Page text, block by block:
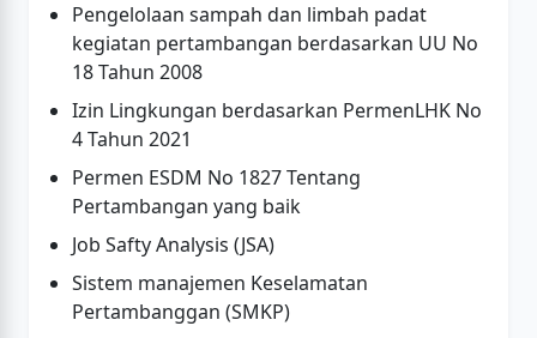
Pengelolaan sampah dan limbah padat
kegiatan pertambangan berdasarkan UU No
18 Tahun 2008
Izin Lingkungan berdasarkan PermenLHK No
4 Tahun 2021
Permen ESDM No 1827 Tentang
Pertambangan yang baik
Job Safty Analysis (JSA)
Sistem manajemen Keselamatan
Pertambanggan (SMKP)